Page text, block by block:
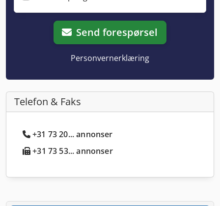
Send forespørsel
Personvernerklæring
Telefon & Faks
+31 73 20... annonser
+31 73 53... annonser